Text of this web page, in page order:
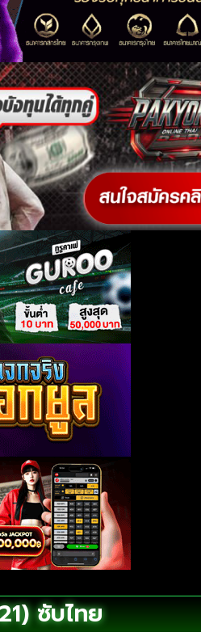
ซับไทย